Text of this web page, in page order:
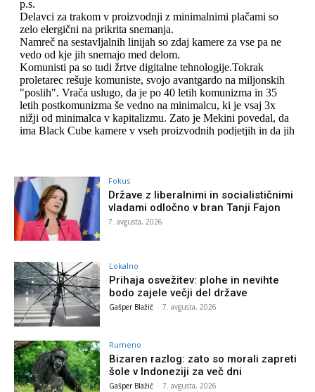
Fokus
Države z liberalnimi in socialističnimi
vladami odločno v bran Tanji Fajon
7. avgusta, 2026
Lokalno
Prihaja osvežitev: plohe in nevihte
bodo zajele večji del države
Gašper Blažič - 7. avgusta, 2026
Rumeno
Bizaren razlog: zato so morali zapreti
šole v Indoneziji za več dni
Gašper Blažič - 7. avgusta, 2026